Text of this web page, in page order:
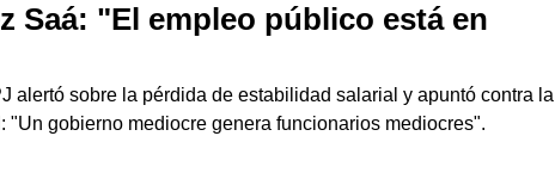
Saá: "El empleo público está en
alertó sobre la pérdida de estabilidad salarial y apuntó contra la
"Un gobierno mediocre genera funcionarios mediocres".